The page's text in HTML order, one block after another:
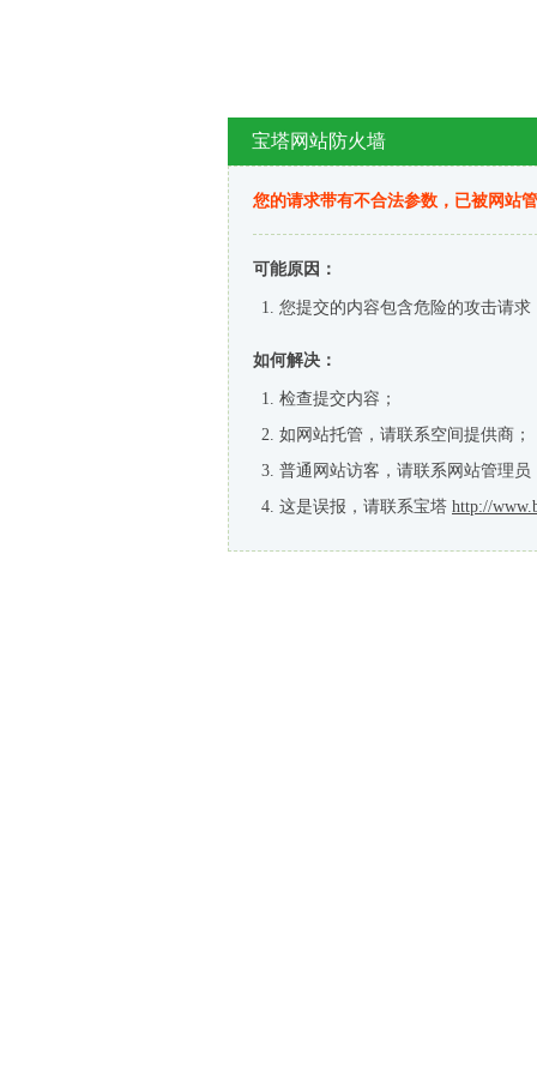
宝塔网站防火墙
您的请求带有不合法参数，已被网站
可能原因：
您提交的内容包含危险的攻击请求
如何解决：
检查提交内容；
如网站托管，请联系空间提供商；
普通网站访客，请联系网站管理员
这是误报，请联系宝塔 http://